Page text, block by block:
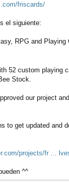
friscards/
el siguiente:
RPG and
52 custom playing
Stock.
our project
to get updated and
projects/fr ...
^^